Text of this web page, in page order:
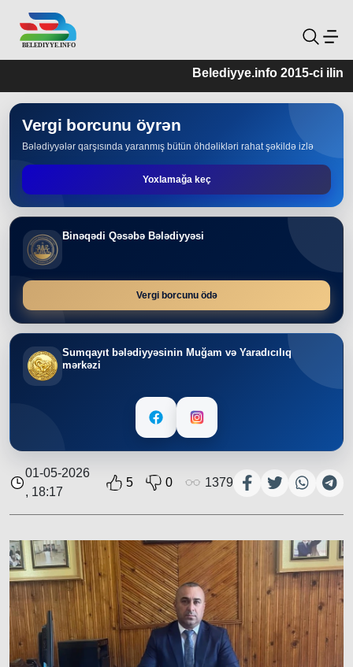
Belediyye.info 2015-ci ilin may ayının 25-i
Vergi borcunu öyrən
Bələdiyyələr qarşısında yaranmış bütün öhdəlikləri rahat şəkildə izlə
Yoxlamağa keç
Binəqədi Qəsəbə Bələdiyyəsi
Vergi borcunu ödə
Sumqayıt bələdiyyəsinin Muğam və Yaradıcılıq
mərkəzi
01-05-2026
, 18:17
5 0 1379